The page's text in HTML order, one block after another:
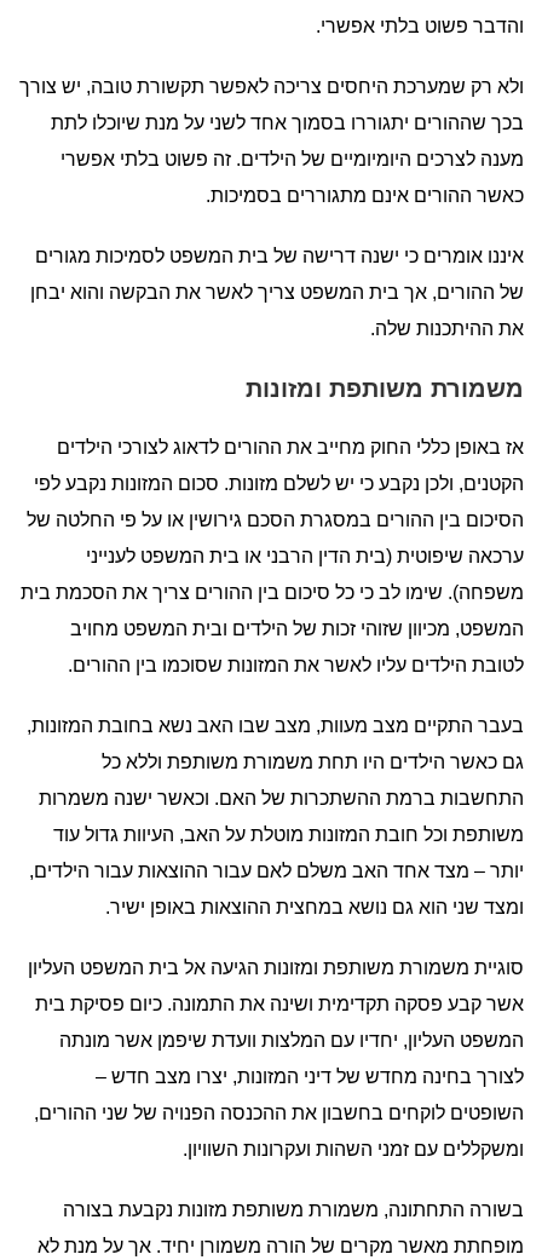
והדבר פשוט בלתי אפשרי.
ולא רק שמערכת היחסים צריכה לאפשר תקשורת טובה, יש צורך
בכך שההורים יתגוררו בסמוך אחד לשני על מנת שיוכלו לתת
מענה לצרכים היומיומיים של הילדים. זה פשוט בלתי אפשרי
כאשר ההורים אינם מתגוררים בסמיכות.
איננו אומרים כי ישנה דרישה של בית המשפט לסמיכות מגורים
של ההורים, אך בית המשפט צריך לאשר את הבקשה והוא יבחן
את ההיתכנות שלה.
משמורת משותפת ומזונות
אז באופן כללי החוק מחייב את ההורים לדאוג לצורכי הילדים
הקטנים, ולכן נקבע כי יש לשלם מזונות. סכום המזונות נקבע לפי
הסיכום בין ההורים במסגרת הסכם גירושין או על פי החלטה של
ערכאה שיפוטית (בית הדין הרבני או בית המשפט לענייני
משפחה). שימו לב כי כל סיכום בין ההורים צריך את הסכמת בית
המשפט, מכיוון שזוהי זכות של הילדים ובית המשפט מחויב
לטובת הילדים עליו לאשר את המזונות שסוכמו בין ההורים.
בעבר התקיים מצב מעוות, מצב שבו האב נשא בחובת המזונות,
גם כאשר הילדים היו תחת משמורת משותפת וללא כל
התחשבות ברמת ההשתכרות של האם. וכאשר ישנה משמרות
משותפת וכל חובת המזונות מוטלת על האב, העיוות גדול עוד
יותר – מצד אחד האב משלם לאם עבור ההוצאות עבור הילדים,
ומצד שני הוא גם נושא במחצית ההוצאות באופן ישיר.
סוגיית משמורת משותפת ומזונות הגיעה אל בית המשפט העליון
אשר קבע פסקה תקדימית ושינה את התמונה. כיום פסיקת בית
המשפט העליון, יחדיו עם המלצות וועדת שיפמן אשר מונתה
לצורך בחינה מחדש של דיני המזונות, יצרו מצב חדש –
השופטים לוקחים בחשבון את ההכנסה הפנויה של שני ההורים,
ומשקללים עם זמני השהות ועקרונות השוויון.
בשורה התחתונה, משמורת משותפת מזונות נקבעת בצורה
מופחתת מאשר מקרים של הורה משמורן יחיד. אך על מנת לא